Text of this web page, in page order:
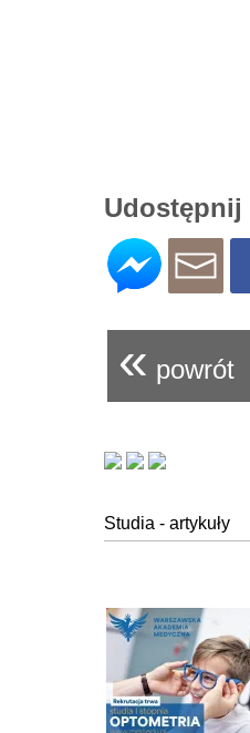
Udostępnij
« powrót
Studia - artykuły